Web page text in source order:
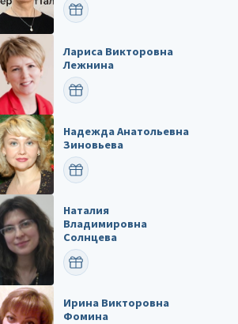
ПОЗДРАВИТЬ
Лариса Викторовна
Лежнина
ПОЗДРАВИТЬ
Надежда Анатольевна
Зиновьева
ПОЗДРАВИТЬ
Наталия
Владимировна
Солнцева
ПОЗДРАВИТЬ
Ирина Викторовна
Фомина